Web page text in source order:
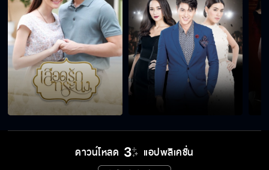
ร่างทรง หนูรู้จักร่างทรงมั้ย
ได้กลับมาเป็นคนแล้วอะ
โมโหหึงเหรอคะ
ดาวน์โหลด แอปพลิเคชั่น